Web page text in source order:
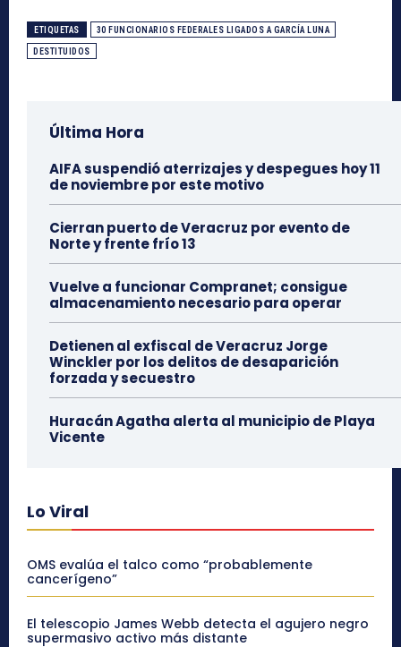
ETIQUETAS 30 FUNCIONARIOS FEDERALES LIGADOS A GARCÍA LUNA
DESTITUIDOS
Última Hora
AIFA suspendió aterrizajes y despegues hoy 11
de noviembre por este motivo
Cierran puerto de Veracruz por evento de
Norte y frente frío 13
Vuelve a funcionar Compranet; consigue
almacenamiento necesario para operar
Detienen al exfiscal de Veracruz Jorge
Winckler por los delitos de desaparición
forzada y secuestro
Huracán Agatha alerta al municipio de Playa
Vicente
Lo Viral
OMS evalúa el talco como “probablemente
cancerígeno”
El telescopio James Webb detecta el agujero negro
supermasivo activo más distante